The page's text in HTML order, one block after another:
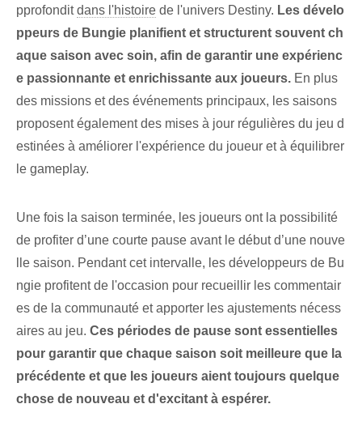
pprofondit‌dans l'histoire de l'univers Destiny. Les dévelo
ppeurs de Bungie planifient et structurent souvent ch
aque saison avec soin, afin de garantir une expérienc
e passionnante et enrichissante aux joueurs. En plus
des missions et des événements principaux, les saisons
proposent également des mises à jour régulières du jeu d
estinées à améliorer l'expérience du joueur et à équilibrer
le gameplay.
Une fois la saison terminée, les joueurs ont la possibilité
de profiter d’une courte pause avant le début d’une nouve
lle saison. Pendant​ cet intervalle, les développeurs de ‌Bu
ngie profitent de l'occasion​ pour recueillir les commentair
es de la communauté et apporter les ajustements nécess
aires au jeu. Ces périodes de pause sont essentielles
pour garantir que chaque saison soit meilleure que la
précédente et que les joueurs aient toujours quelque
chose de nouveau et d'excitant à espérer.